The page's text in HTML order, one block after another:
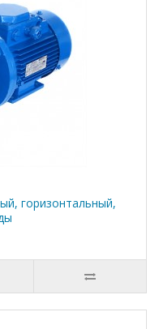
горизонтальный,